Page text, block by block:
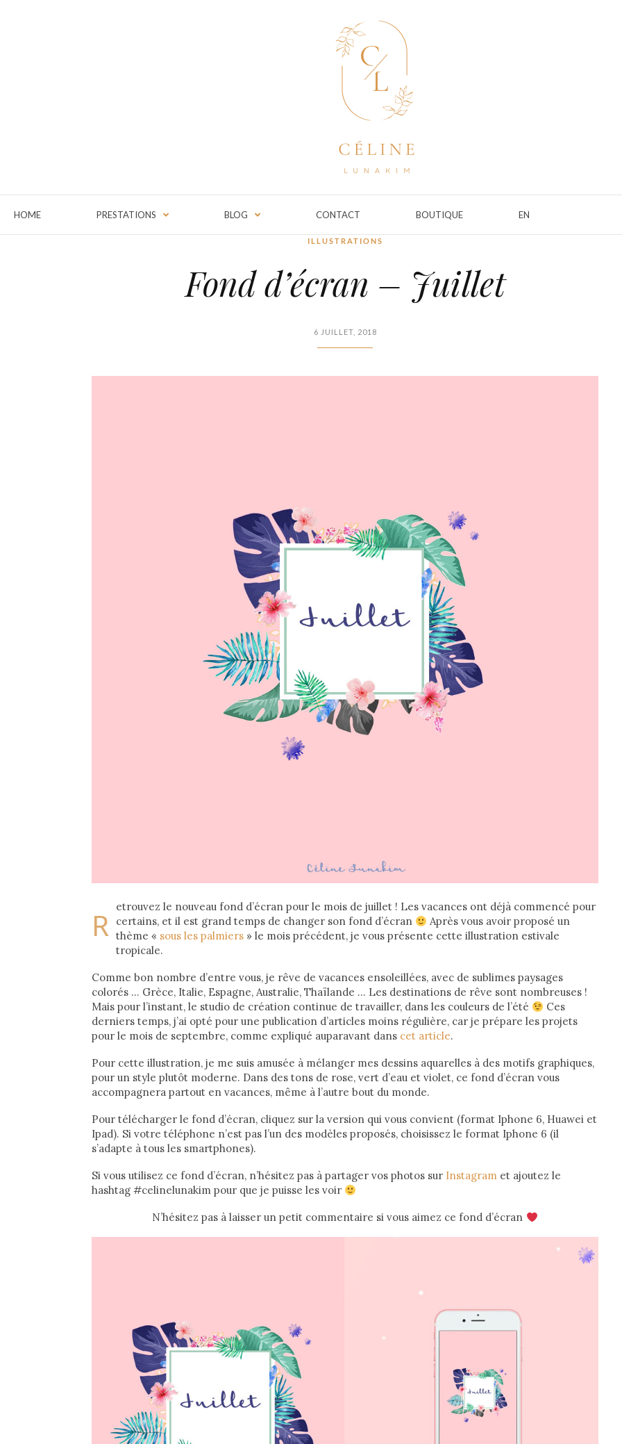
HOME PRESTATIONS BLOG CONTACT BOUTIQUE EN
ILLUSTRATIONS
Fond d’écran – Juillet
6 JUILLET, 2018
R etrouvez le nouveau fond d’écran pour le mois de juillet ! Les vacances ont déjà commencé pour
certains, et il est grand temps de changer son fond d’écran
Après vous avoir proposé un
thème « sous les palmiers » le mois précédent, je vous présente cette illustration estivale
tropicale.
Comme bon nombre d’entre vous, je rêve de vacances ensoleillées, avec de sublimes paysages
colorés … Grèce, Italie, Espagne, Australie, Thaïlande … Les destinations de rêve sont nombreuses !
Mais pour l’instant, le studio de création continue de travailler, dans les couleurs de l’été
Ces
derniers temps, j’ai opté pour une publication d’articles moins régulière, car je prépare les projets
pour le mois de septembre, comme expliqué auparavant dans cet article.
Pour cette illustration, je me suis amusée à mélanger mes dessins aquarelles à des motifs graphiques,
pour un style plutôt moderne. Dans des tons de rose, vert d’eau et violet, ce fond d’écran vous
accompagnera partout en vacances, même à l’autre bout du monde.
Pour télécharger le fond d’écran, cliquez sur la version qui vous convient (format Iphone 6, Huawei et
Ipad). Si votre téléphone n’est pas l’un des modèles proposés, choisissez le format Iphone 6 (il
s’adapte à tous les smartphones).
Si vous utilisez ce fond d’écran, n’hésitez pas à partager vos photos sur Instagram et ajoutez le
hashtag #celinelunakim pour que je puisse les voir
N’hésitez pas à laisser un petit commentaire si vous aimez ce fond d’écran